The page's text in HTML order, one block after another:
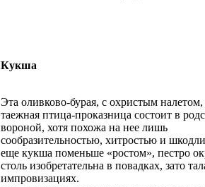
Кукша
Эта оливково-бурая, с охристым налетом,
таежная птицa-проказница состоит в
вороной, хотя похожа на нее лишь
сообразительностью, хитростью и
еще кукша поменьше «ростом», пестро
столь изобретательна в повадках, зато
импровизациях.